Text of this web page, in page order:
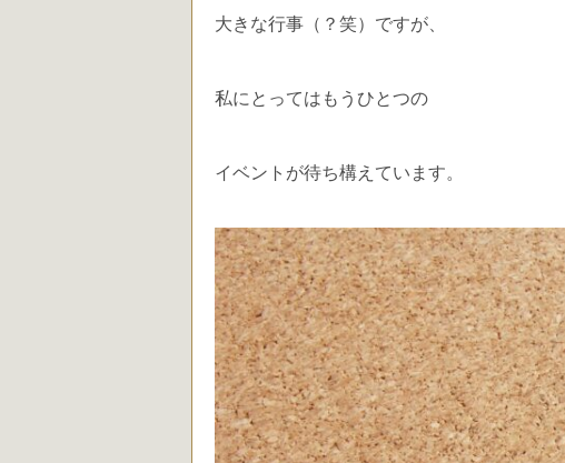
大きな行事（？笑）ですが、
私にとってはもうひとつの
イベントが待ち構えています。